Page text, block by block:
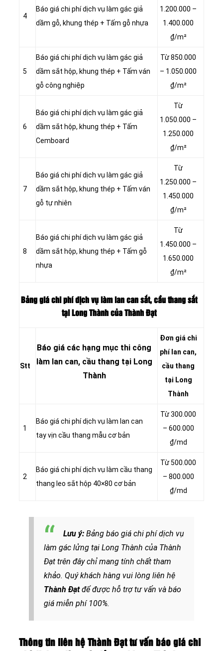
4
Báo giá chi phí dịch vụ làm gác giả
dầm gỗ, khung thép + Tấm gỗ nhựa
1.200.000 –
1.400.000
₫/m²
5
Báo giá chi phí dịch vụ làm gác giả
dầm sắt hộp, khung thép + Tấm ván
gỗ công nghiệp
Từ 850.000
– 1.050.000
₫/m²
6
Báo giá chi phí dịch vụ làm gác giả
dầm sắt hộp, khung thép + Tấm
Cemboard
Từ
1.050.000 –
1.250.000
₫/m²
7
Báo giá chi phí dịch vụ làm gác giả
dầm sắt hộp, khung thép + Tấm ván
gỗ tự nhiên
Từ
1.250.000 –
1.450.000
₫/m²
8
Báo giá chi phí dịch vụ làm gác giả
dầm sắt hộp, khung thép + Tấm gỗ
nhựa
Từ
1.450.000 –
1.650.000
₫/m²
Bảng giá chi phí dịch vụ làm lan can sắt, cầu thang sắt
tại Long Thành của Thành Đạt
Stt
Báo giá các hạng mục thi công
làm lan can, cầu thang tại Long
Thành
Đơn giá chi
phílan can,
cầu thang
tại Long
Thành
1
Báo giá chi phí dịch vụ làm lan can
tay vịn cầu thang mẫu cơ bản
Từ 300.000
– 600.000
₫/md
2
Báo giá chi phí dịch vụ làm cầu thang
thang leo sắt hộp 40×80 cơ bản
Từ 500.000
– 800.000
₫/md
Lưu ý: Bảng báo giá chi phí dịch vụ
làm gác lửng tại Long Thành của Thành
Đạt trên đây chỉ mang tính chất tham
khảo. Quý khách hàng vui lòng liên hệ
Thành Đạt để được hỗ trợ tư vấn và báo
giá miễn phí 100%.
Thông tin liên hệ Thành Đạt tư vấn báo giá chi